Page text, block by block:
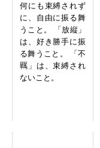
何にも束縛されず
に、自由に振る舞
うこと。 「放縦」
は、好き勝手に振
る舞うこと。 「不
羈」は、束縛され
ないこと。